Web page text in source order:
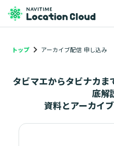
トップ keyboard_arrow_right アーカイブ配信 申し込み
タビマエからタビナカ
底解
資料とアーカイ